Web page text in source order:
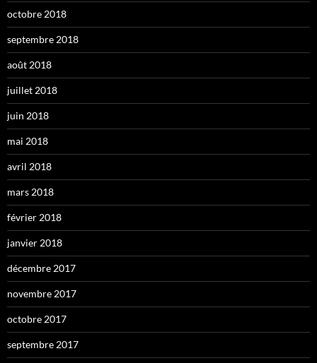
octobre 2018
septembre 2018
août 2018
juillet 2018
juin 2018
mai 2018
avril 2018
mars 2018
février 2018
janvier 2018
décembre 2017
novembre 2017
octobre 2017
septembre 2017